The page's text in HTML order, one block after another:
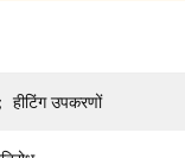
हीटिंग उपकरणों